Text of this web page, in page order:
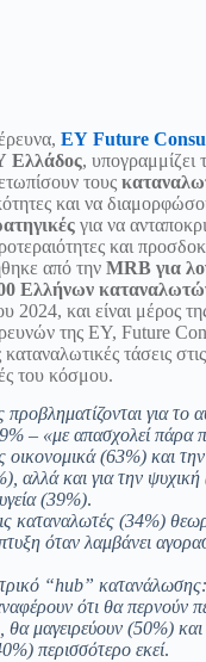
EY Future
Ελλάδος, υπογραμμίζει
τους
και να
για να
και
από την MRB για
Ελλήνων
2024, και είναι μέρος
της ΕΥ, Future
τάσεις στις
του κόσμου.
για το
– «με απασχολεί πάρα
οικονομικά (63%) και
αλλά και για την
(39%).
καταναλωτές (34%)
όταν λαμβάνει
“hub”
ότι θα περνούν
θα μαγειρεύουν (50%)
περισσότερο εκεί.